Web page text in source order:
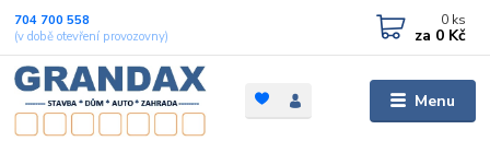
Menu
704 700 558
(v době otevření provozovny)
0 ks
za 0 Kč